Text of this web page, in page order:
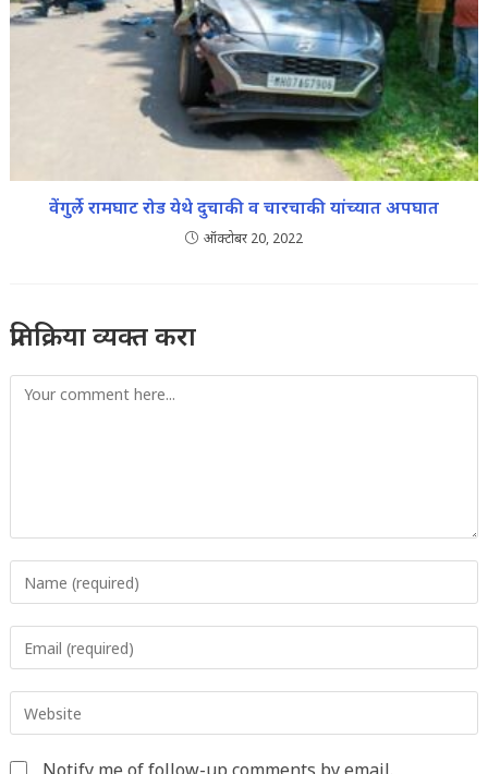
वेंगुर्ले रामघाट रोड येथे दुचाकी व चारचाकी यांच्यात अपघात
ऑक्टोबर 20, 2022
प्रतिक्रिया व्यक्त करा
Comment
your
username
to
comment
your
address
to
comment
your